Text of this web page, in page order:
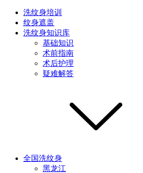
洗纹身培训
纹身遮盖
洗纹身知识库
基础知识
术前指南
术后护理
疑难解答
全国洗纹身
黑龙江